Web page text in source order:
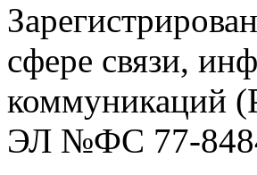
сфере связи,
коммуникаций
ЭЛ №ФС 77-